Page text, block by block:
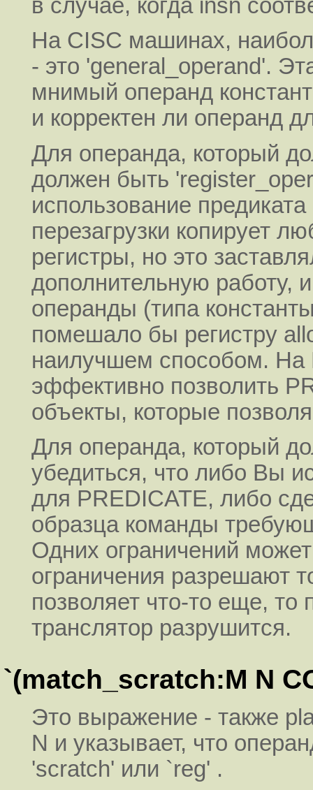
в случае, когда insn
На CISC машинах,
- это 'general_operand'.
мнимый операнд
и корректен ли операнд
Для операнда, который
должен быть
использование
перезагрузки копирует
регистры, но это
дополнительную работу,
операнды (типа
помешало бы регистру
наилучшем способом.
эффективно позволить
объекты, которые
Для операнда, который
убедиться, что либо Вы
для PREDICATE, либо
образца команды
Одних ограничений
ограничения разрешают
позволяет что-то еще, то
транслятор разрушится.
`(match_scratch:M N
Это выражение - также
N и указывает, что
'scratch' или `reg' .